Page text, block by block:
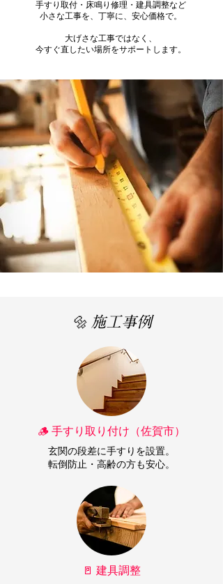
手すり取付・床鳴り修理・建具調整など
小さな工事を、丁寧に、安心価格で。
大げさな工事ではなく、
今すぐ直したい場所をサポートします。
🔩 施工事例
🪵 手すり取り付け（佐賀市）
玄関の段差に手すりを設置。
転倒防止・高齢の方も安心。
🚪 建具調整